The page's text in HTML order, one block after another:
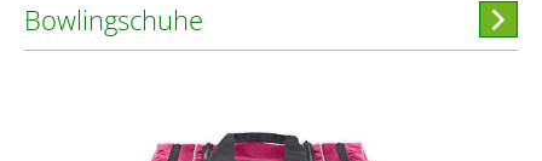
Bowlingschuhe